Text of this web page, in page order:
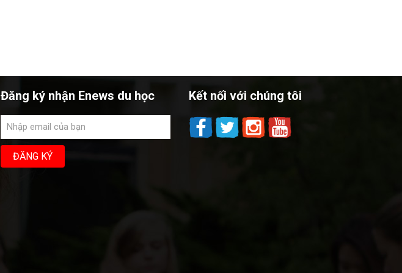
Đăng ký nhận Enews du học Kết nối với chúng tôi